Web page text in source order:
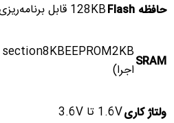
حافظه Flash 128KB قابل برنامه‌ریزی، با 1KB Boot
SRAMاجرا)
ولتاژ کاری1.6V تا 3.6V